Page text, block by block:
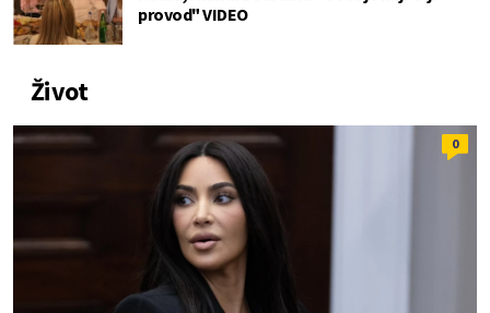
provod" VIDEO
Život
0